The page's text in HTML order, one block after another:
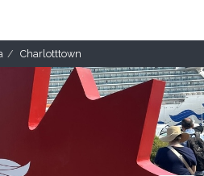
Charlotttown